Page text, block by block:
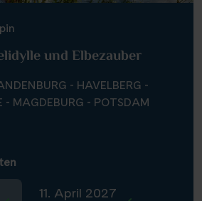
und Elbezauber
- HAVELBERG -
- MAGDEBURG - POTSDAM
11. April 2027